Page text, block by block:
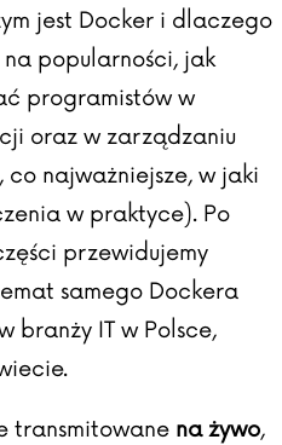
jest Docker i dlaczego
na popularności, jak
programistów w
oraz w zarządzaniu
co najważniejsze, w jaki
w praktyce). Po
przewidujemy
samego Dockera
branży IT w Polsce,
transmitowane na żywo,